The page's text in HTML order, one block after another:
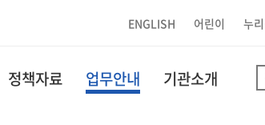
ENGLISH 어린이 누
정책자료 업무안내 기관소개